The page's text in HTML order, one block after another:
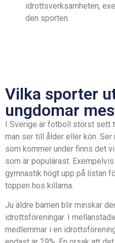
idrottsverksamheten,
den sporten.
Vilka sporter
ungdomar
I Sverige är fotboll störst sett
man ser till ålder eller kön.
som kommer under finns det
som är populärast.
gymnastik högt upp på listan
toppen hos killarna.
Ju äldre barnen blir minskar
idrottsföreningar. I
medlemmar i en